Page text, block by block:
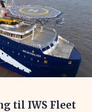
til IWS Fleet